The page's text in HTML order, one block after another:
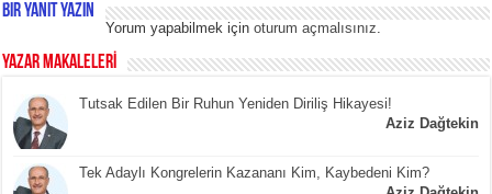
Bir yanıt yazın
Yorum yapabilmek içinoturum açmalısınız.
YAZAR MAKALELERİ
Tutsak Edilen Bir Ruhun Yeniden Diriliş Hikayesi!
Aziz Dağtekin
Tek Adaylı Kongrelerin Kazananı Kim, Kaybedeni Kim?